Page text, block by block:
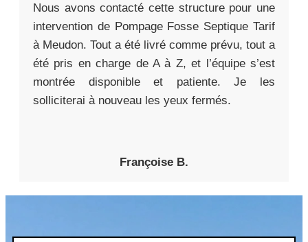
Nous avons contacté cette structure pour une
intervention de Pompage Fosse Septique Tarif
à Meudon. Tout a été livré comme prévu, tout a
été pris en charge de A à Z, et l’équipe s’est
montrée disponible et patiente. Je les
solliciterai à nouveau les yeux fermés.
Françoise B.